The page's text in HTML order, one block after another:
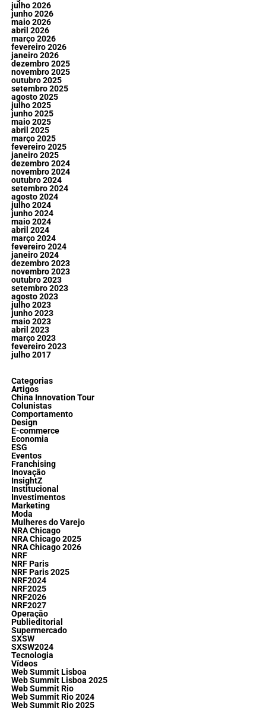
julho 2026
junho 2026
maio 2026
abril 2026
março 2026
fevereiro 2026
janeiro 2026
dezembro 2025
novembro 2025
outubro 2025
setembro 2025
agosto 2025
julho 2025
junho 2025
maio 2025
abril 2025
março 2025
fevereiro 2025
janeiro 2025
dezembro 2024
novembro 2024
outubro 2024
setembro 2024
agosto 2024
julho 2024
junho 2024
maio 2024
abril 2024
março 2024
fevereiro 2024
janeiro 2024
dezembro 2023
novembro 2023
outubro 2023
setembro 2023
agosto 2023
julho 2023
junho 2023
maio 2023
abril 2023
março 2023
fevereiro 2023
julho 2017
Categorias
Artigos
China Innovation Tour
Colunistas
Comportamento
Design
E-commerce
Economia
ESG
Eventos
Franchising
Inovação
InsightZ
Institucional
Investimentos
Marketing
Moda
Mulheres do Varejo
NRA Chicago
NRA Chicago 2025
NRA Chicago 2026
NRF
NRF Paris
NRF Paris 2025
NRF2024
NRF2025
NRF2026
NRF2027
Operação
Publieditorial
Supermercado
SXSW
SXSW2024
Tecnologia
Vídeos
Web Summit Lisboa
Web Summit Lisboa 2025
Web Summit Rio
Web Summit Rio 2024
Web Summit Rio 2025